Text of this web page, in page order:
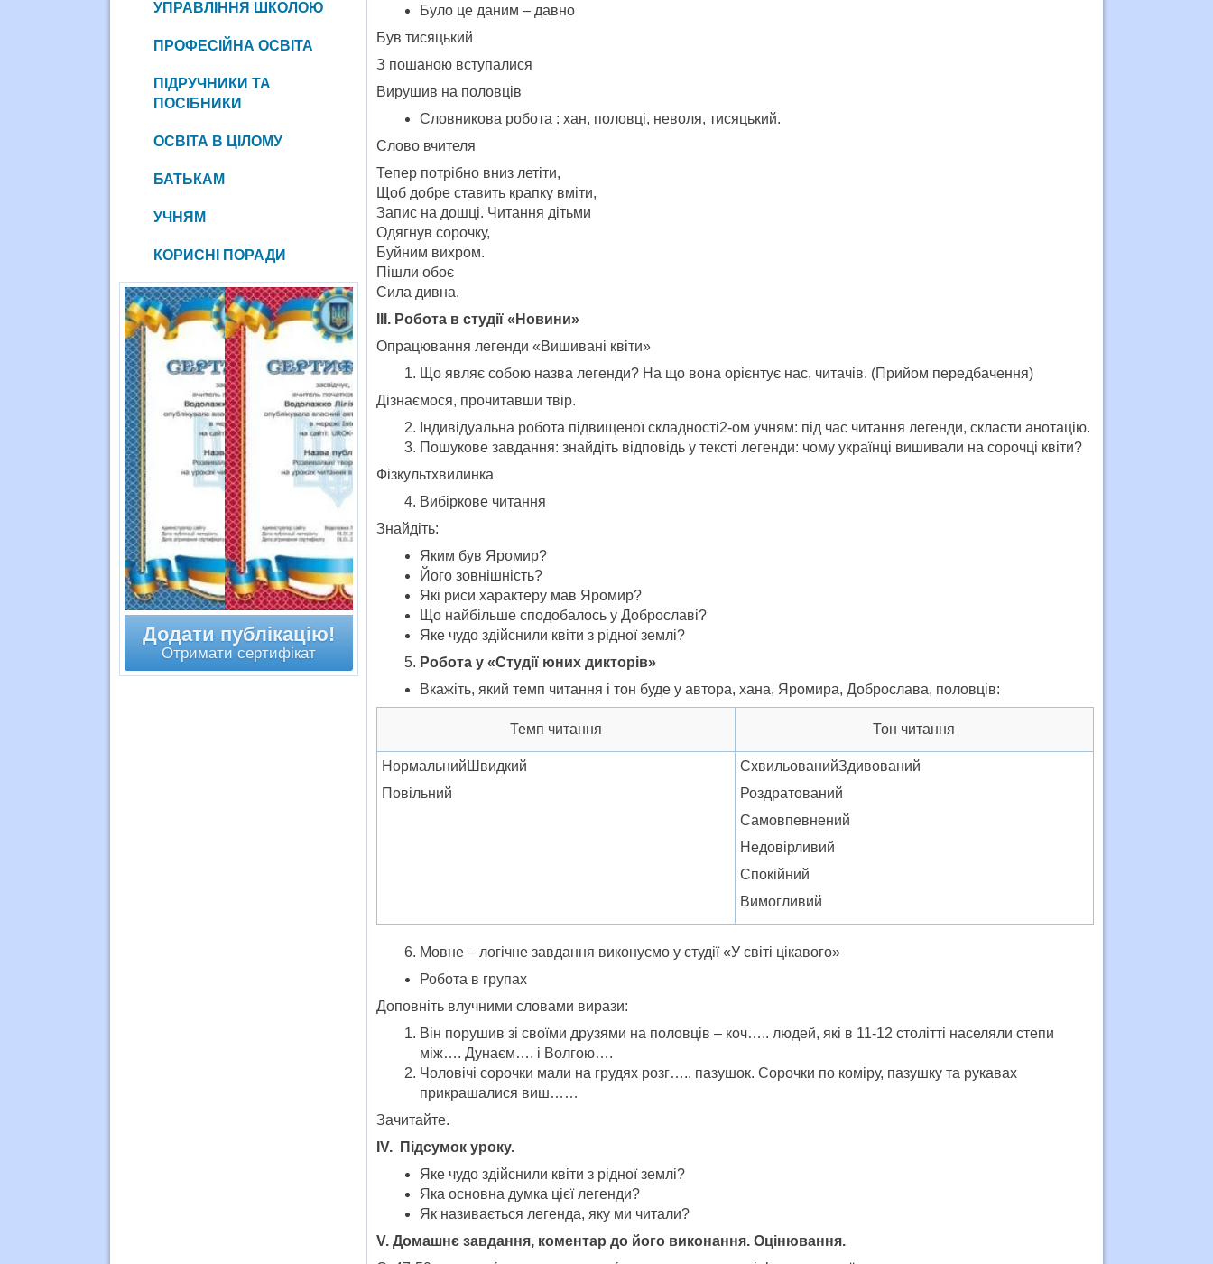
Було це даним – давно
Був тисяцький
З пошаною вступалися
Вирушив на половців
Словникова робота : хан, половці, неволя, тисяцький.
Слово вчителя
Тепер потрібно вниз летіти,
Щоб добре ставить крапку вміти,
Запис на дошці. Читання дітьми
Одягнув сорочку,
Буйним вихром.
Пішли обоє
Сила дивна.
ІІІ. Робота в студії «Новини»
Опрацювання легенди «Вишивані квіти»
Що являє собою назва легенди? На що вона орієнтує нас, читачів. (Прийом передбачення)
Дізнаємося, прочитавши твір.
Індивідуальна робота підвищеної складності2-ом учням: під час читання легенди, скласти анотацію.
Пошукове завдання: знайдіть відповідь у тексті легенди: чому українці вишивали на сорочці квіти?
Фізкультхвилинка
Вибіркове читання
Знайдіть:
Яким був Яромир?
Його зовнішність?
Які риси характеру мав Яромир?
Що найбільше сподобалось у Доброславі?
Яке чудо здійснили квіти з рідної землі?
Робота у «Студії юних дикторів»
Вкажіть, який темп читання і тон буде у автора, хана, Яромира, Доброслава, половців:
Темп читання Тон читання
НормальнийШвидкий
Повільний
СхвильованийЗдивований
Роздратований
Самовпевнений
Недовірливий
Спокійний
Вимогливий
Мовне – логічне завдання виконуємо у студії «У світі цікавого»
Робота в групах
Доповніть влучними словами вирази:
Він порушив зі своїми друзями на половців – коч….. людей, які в 11-12 столітті населяли степи
між…. Дунаєм…. і Волгою….
Чоловічі сорочки мали на грудях розг….. пазушок. Сорочки по коміру, пазушку та рукавах
прикрашалися виш……
Зачитайте.
ІV. Підсумок уроку.
Яке чудо здійснили квіти з рідної землі?
Яка основна думка цієї легенди?
Як називається легенда, яку ми читали?
V. Домашнє завдання, коментар до його виконання. Оцінювання.
УПРАВЛІННЯ ШКОЛОЮ
ПРОФЕСІЙНА ОСВІТА
ПІДРУЧНИКИ ТА
ПОСІБНИКИ
ОСВІТА В ЦІЛОМУ
БАТЬКАМ
УЧНЯМ
КОРИСНІ ПОРАДИ
Додати публікацію!
Отримати сертифікат